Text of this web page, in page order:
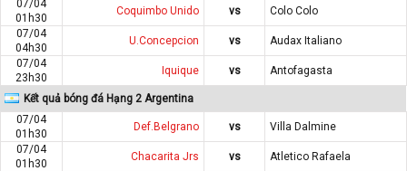
07/04
01h30
Coquimbo Unido vs
Colo Colo
07/04
04h30
U.Concepcion vs
Audax Italiano
07/04
23h30
Iquique vs Antofagasta
Kết quả bóng đá Hạng 2 Argentina
07/04
01h30
Def.Belgrano vs
Villa Dalmine
07/04
01h30
Chacarita Jrs vs
Atletico Rafaela